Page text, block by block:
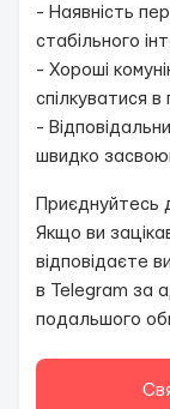
- Наявність
стабільного
- Хороші
спілкуватися в
-
швидко
Приєднуйтесь
Якщо ви
відповідаєте
в Telegram за
подальшого